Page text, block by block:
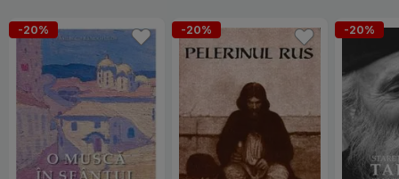
-20% -20% -20%